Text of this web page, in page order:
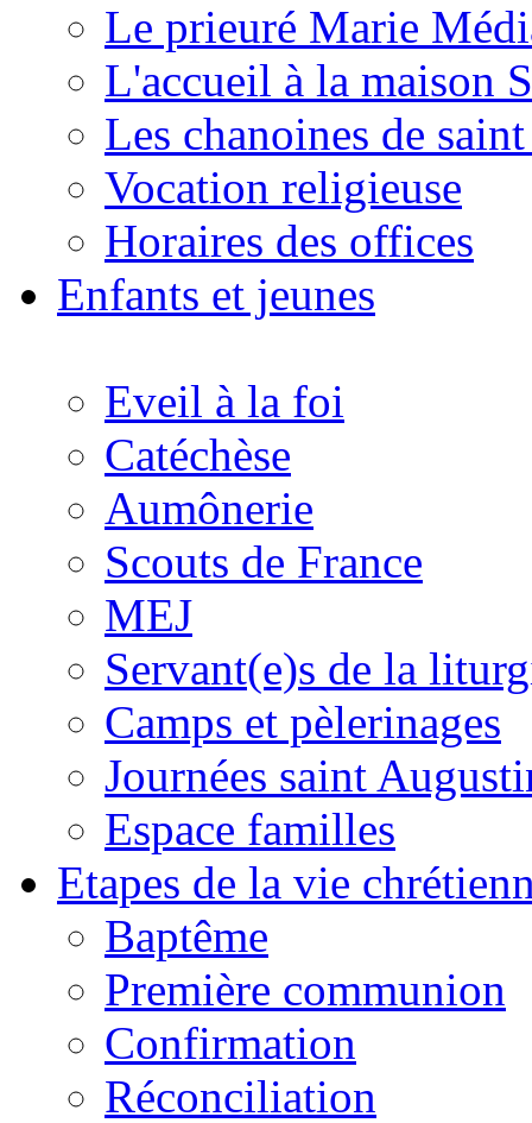
Le prieuré Marie
L'accueil à la maison
Les chanoines de
Vocation religieuse
Horaires des offices
Enfants et jeunes
Eveil à la foi
Catéchèse
Aumônerie
Scouts de France
MEJ
Servant(e)s de la
Camps et pèlerinages
Journées saint
Espace familles
Etapes de la vie
Baptême
Première communion
Confirmation
Réconciliation